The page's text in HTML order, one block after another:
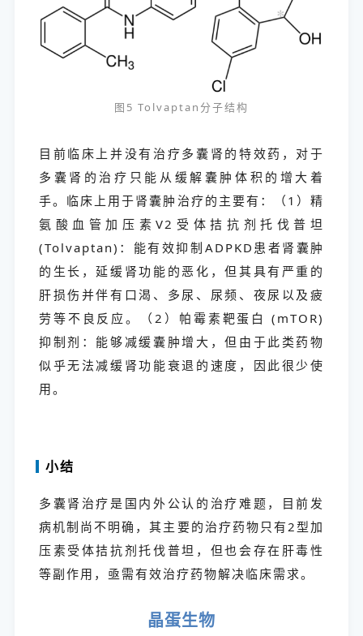
图5 Tolvaptan分子结构
目前临床上并没有治疗多囊肾的特效药，对于
多囊肾的治疗只能从缓解囊肿体积的增大着
手。临床上用于肾囊肿治疗的主要有：（1）精
氨酸血管加压素V2受体拮抗剂托伐普坦
(Tolvaptan)：能有效抑制ADPKD患者肾囊肿
的生长，延缓肾功能的恶化，但其具有严重的
肝损伤并伴有口渴、多尿、尿频、夜尿以及疲
劳等不良反应。（2）帕霉素靶蛋白 (mTOR)
抑制剂：能够减缓囊肿增大，但由于此类药物
似乎无法减缓肾功能衰退的速度，因此很少使
用。
小结
多囊肾治疗是国内外公认的治疗难题，目前发
病机制尚不明确，其主要的治疗药物只有2型加
压素受体拮抗剂托伐普坦，但也会存在肝毒性
等副作用，亟需有效治疗药物解决临床需求。
晶蛋生物